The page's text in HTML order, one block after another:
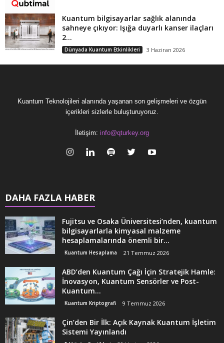
Kuantum bilgisayarlar sağlık alanında
sahneye çıkıyor: Işığa duyarlı kanser ilaçları
2...
Dünyada Kuantum Etkinlikleri 3 Haziran 2026
Kuantum Teknolojileri alanında yaşanan son gelişmeleri ve özgün
içerikleri sizlerle buluşturuyoruz.
İletişim: info@qturkey.org
DAHA FAZLA HABER
Fujitsu ve Osaka Üniversitesi’nden, kuantum
bilgisayarlarla kimyasal malzeme
hesaplamalarında önemli bir...
Kuantum Hesaplama 21 Temmuz 2026
ABD’den Kuantum Çağı İçin Stratejik Hamle:
İnovasyon, Kuantum Sensörler ve Post-
Kuantum...
Kuantum Kriptografi 9 Temmuz 2026
Çin’den Bir İlk: Açık Kaynak Kuantum İşletim
Sistemi Yayınlandı